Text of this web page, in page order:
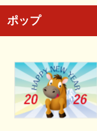
ポップ